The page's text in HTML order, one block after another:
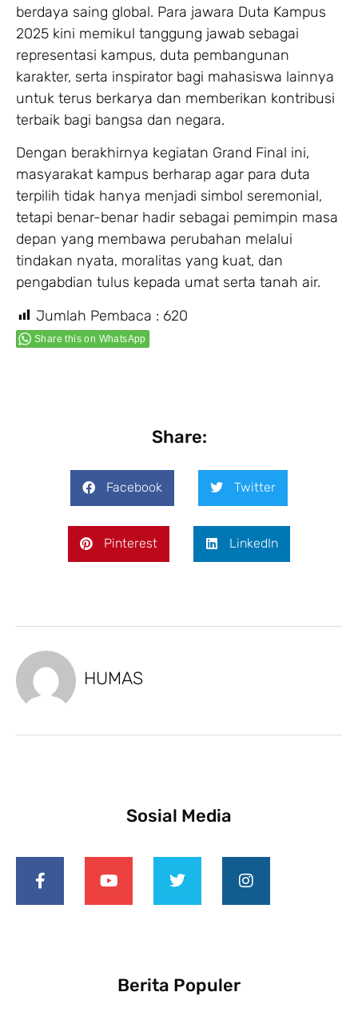
berdaya saing global. Para jawara Duta Kampus
2025 kini memikul tanggung jawab sebagai
representasi kampus, duta pembangunan
karakter, serta inspirator bagi mahasiswa lainnya
untuk terus berkarya dan memberikan kontribusi
terbaik bagi bangsa dan negara.
Dengan berakhirnya kegiatan Grand Final ini,
masyarakat kampus berharap agar para duta
terpilih tidak hanya menjadi simbol seremonial,
tetapi benar-benar hadir sebagai pemimpin masa
depan yang membawa perubahan melalui
tindakan nyata, moralitas yang kuat, dan
pengabdian tulus kepada umat serta tanah air.
Jumlah Pembaca : 620
Share this on WhatsApp
Share:
Facebook Twitter
Pinterest LinkedIn
HUMAS
Sosial Media
Berita Populer